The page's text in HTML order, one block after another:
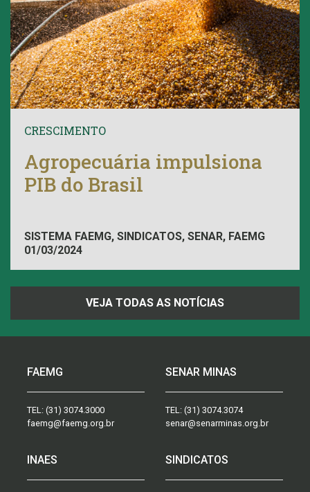
CRESCIMENTO
Agropecuária impulsiona
PIB do Brasil
SISTEMA FAEMG, SINDICATOS, SENAR, FAEMG
01/03/2024
VEJA TODAS AS NOTÍCIAS
FAEMG
TEL: (31) 3074.3000
faemg@faemg.org.br
SENAR MINAS
TEL: (31) 3074.3074
senar@senarminas.org.br
INAES SINDICATOS